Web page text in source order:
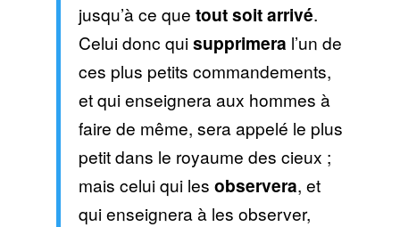
jusqu’à ce que tout soit arrivé.
Celui donc quisupprimera l’un de
ces plus petits commandements,
et qui enseignera aux hommes à
faire de même, sera appelé le plus
petit dans le royaume des cieux ;
mais celui qui les observera, et
qui enseignera à les observer,